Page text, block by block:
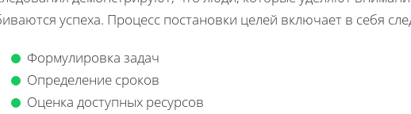
успеха. Процесс постановки целей включает в себя
Формулировка задач
Определение сроков
Оценка доступных ресурсов